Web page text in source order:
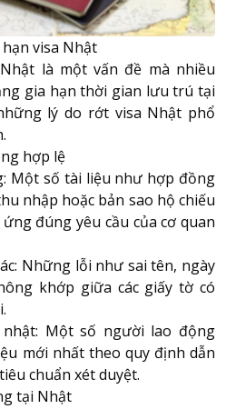
visa Nhật
là một vấn đề mà nhiều
gia hạn thời gian lưu trú tại
lý do rớt visa Nhật phổ
hợp lệ
Một số tài liệu như hợp đồng
nhập hoặc bản sao hộ chiếu
đúng yêu cầu của cơ quan
Những lỗi như sai tên, ngày
khớp giữa các giấy tờ có
Một số người lao động
mới nhất theo quy định dẫn
chuẩn xét duyệt.
tại Nhật